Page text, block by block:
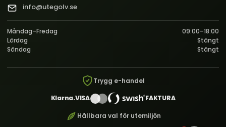
info@utegolv.se
Måndag–Fredag
09:00–18:00
Lördag
Stängt
Söndag
Stängt
Trygg e-handel
Klarna.VISA FAKTURA
Hållbara val för utemiljön